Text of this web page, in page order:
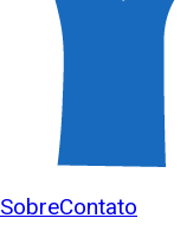
SobreContato